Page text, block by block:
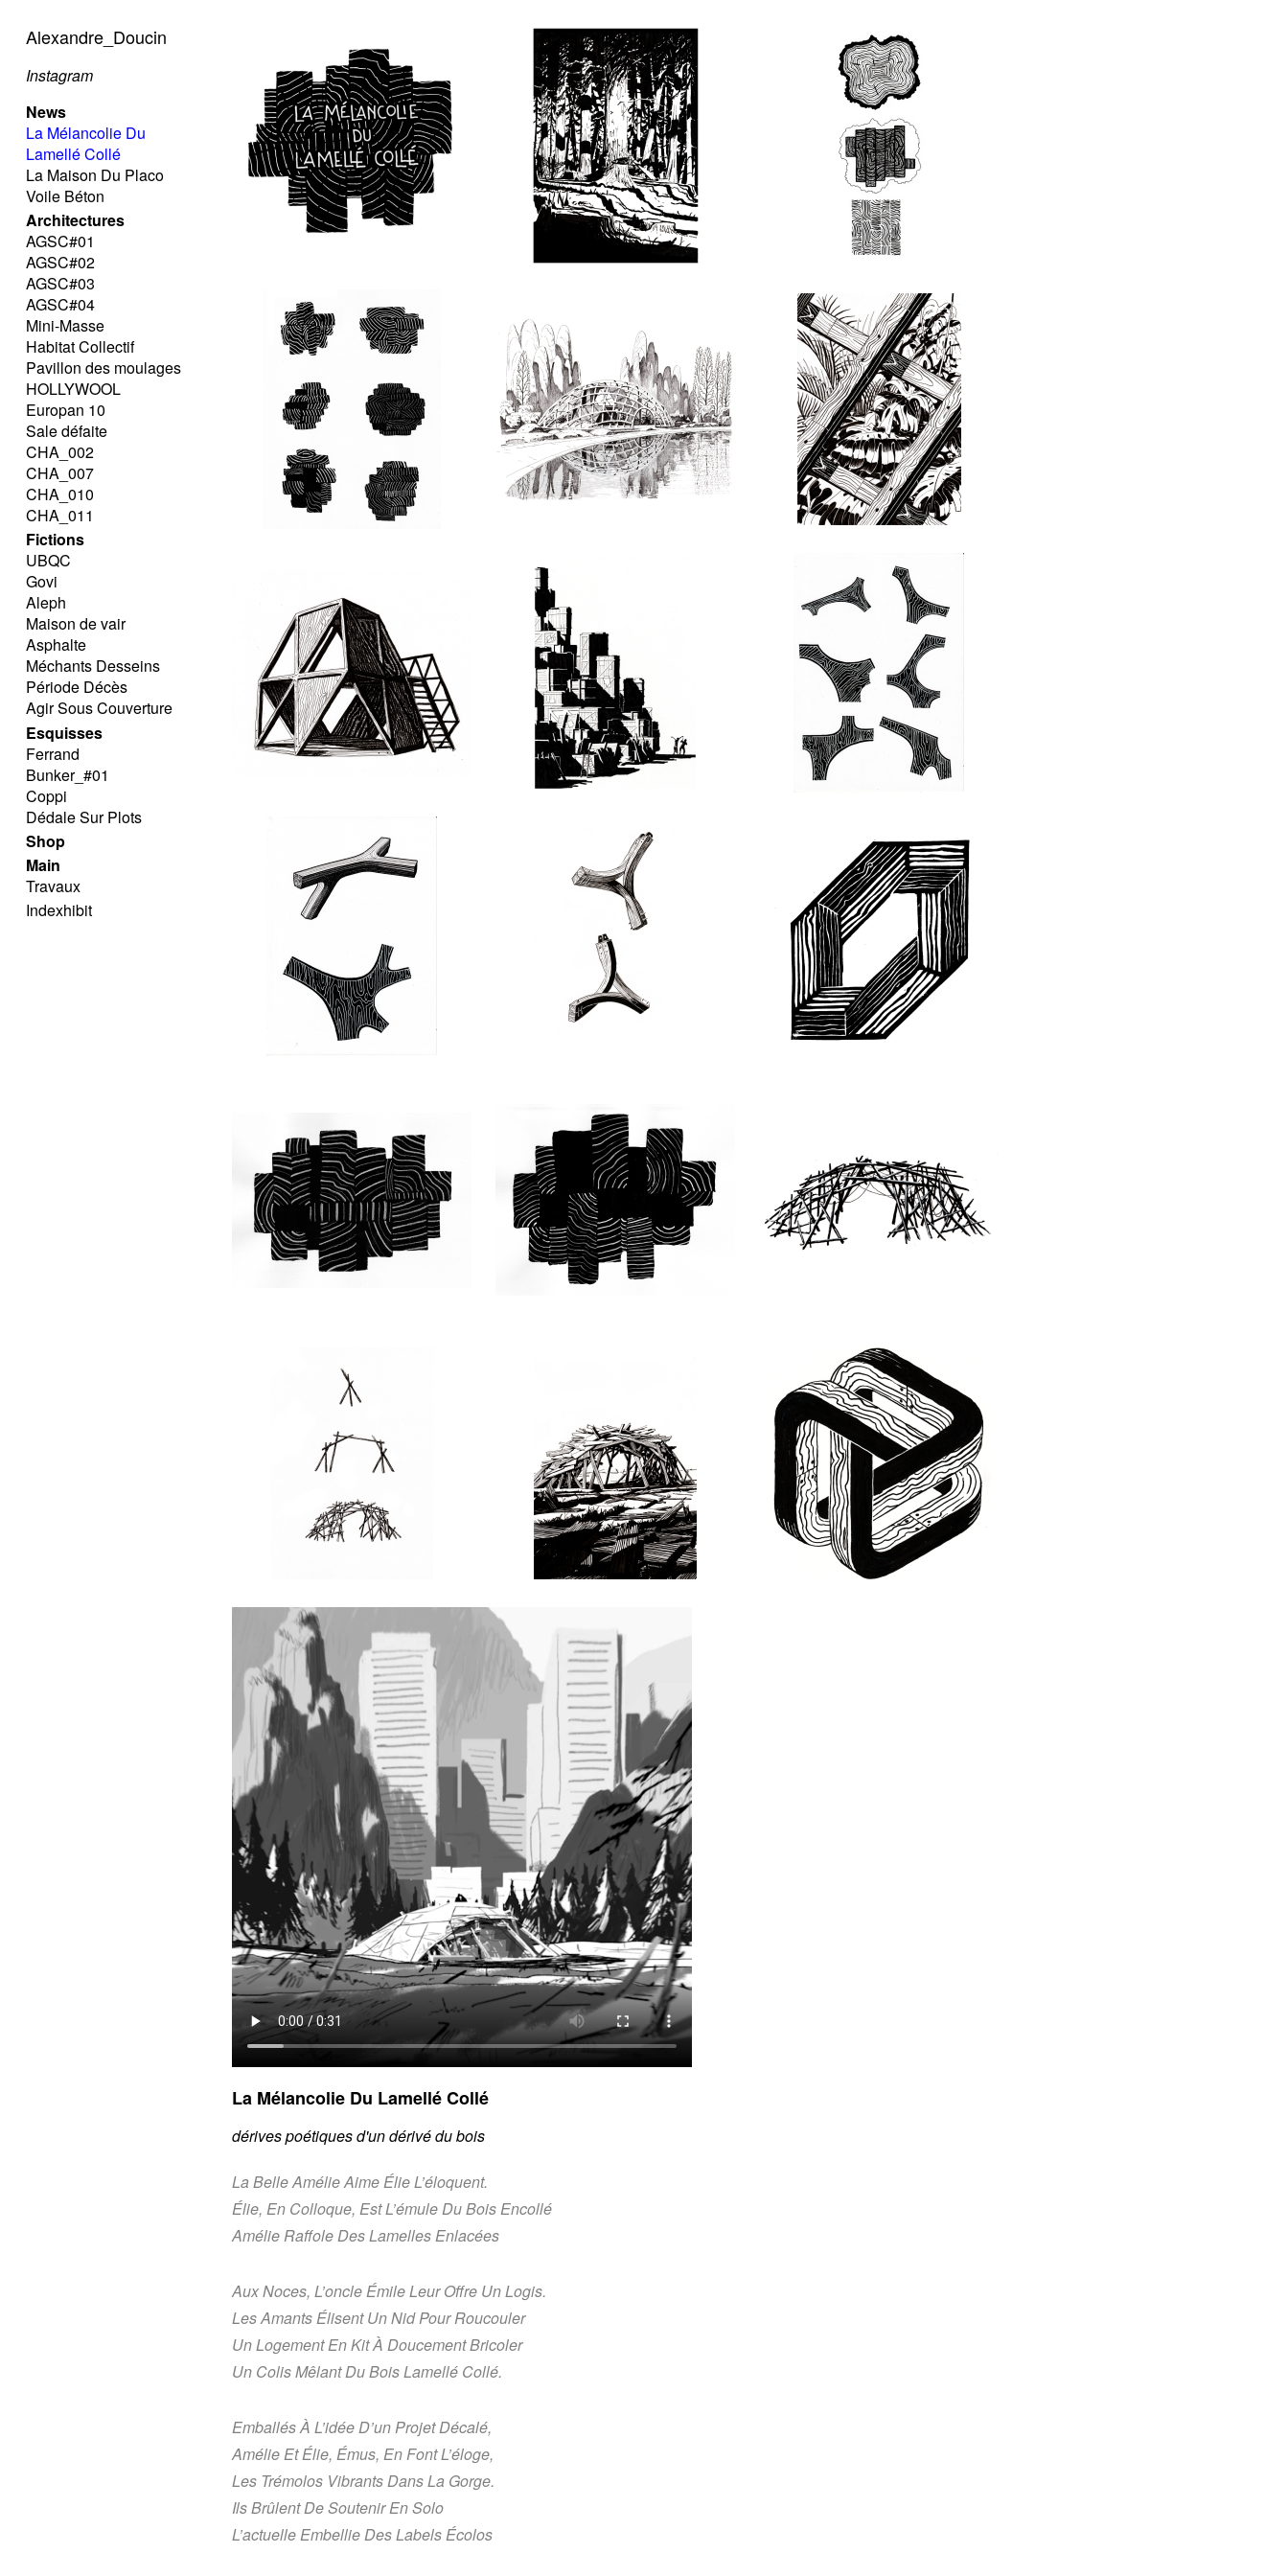
Alexandre_Doucin
Instagram
News
La Mélancolie Du
Lamellé Collé
La Maison Du Placo
Voile Béton
Architectures
AGSC#01
AGSC#02
AGSC#03
AGSC#04
Mini-Masse
Habitat Collectif
Pavillon des moulages
HOLLYWOOL
Europan 10
Sale défaite
CHA_002
CHA_007
CHA_010
CHA_011
Fictions
UBQC
Govi
Aleph
Maison de vair
Asphalte
Méchants Desseins
Période Décès
Agir Sous Couverture
Esquisses
Ferrand
Bunker_#01
Coppi
Dédale Sur Plots
Shop
Main
Travaux
Indexhibit
La Mélancolie Du Lamellé Collé
dérives poétiques d'un dérivé du bois
La Belle Amélie Aime Élie L’éloquent.
Élie, En Colloque, Est L’émule Du Bois Encollé
Amélie Raffole Des Lamelles Enlacées
Aux Noces, L’oncle Émile Leur Offre Un Logis.
Les Amants Élisent Un Nid Pour Roucouler
Un Logement En Kit À Doucement Bricoler
Un Colis Mêlant Du Bois Lamellé Collé.
Emballés À L’idée D’un Projet Décalé,
Amélie Et Élie, Émus, En Font L’éloge,
Les Trémolos Vibrants Dans La Gorge.
Ils Brûlent De Soutenir En Solo
L’actuelle Embellie Des Labels Écolos